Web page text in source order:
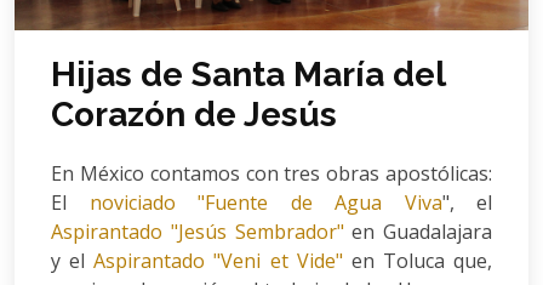
Hijas de Santa María del
Corazón de Jesús
En México contamos con tres obras apostólicas:
El noviciado "Fuente de Agua Viva", el
Aspirantado "Jesús Sembrador" en Guadalajara
y elAspirantado "Veni et Vide" en Toluca que,